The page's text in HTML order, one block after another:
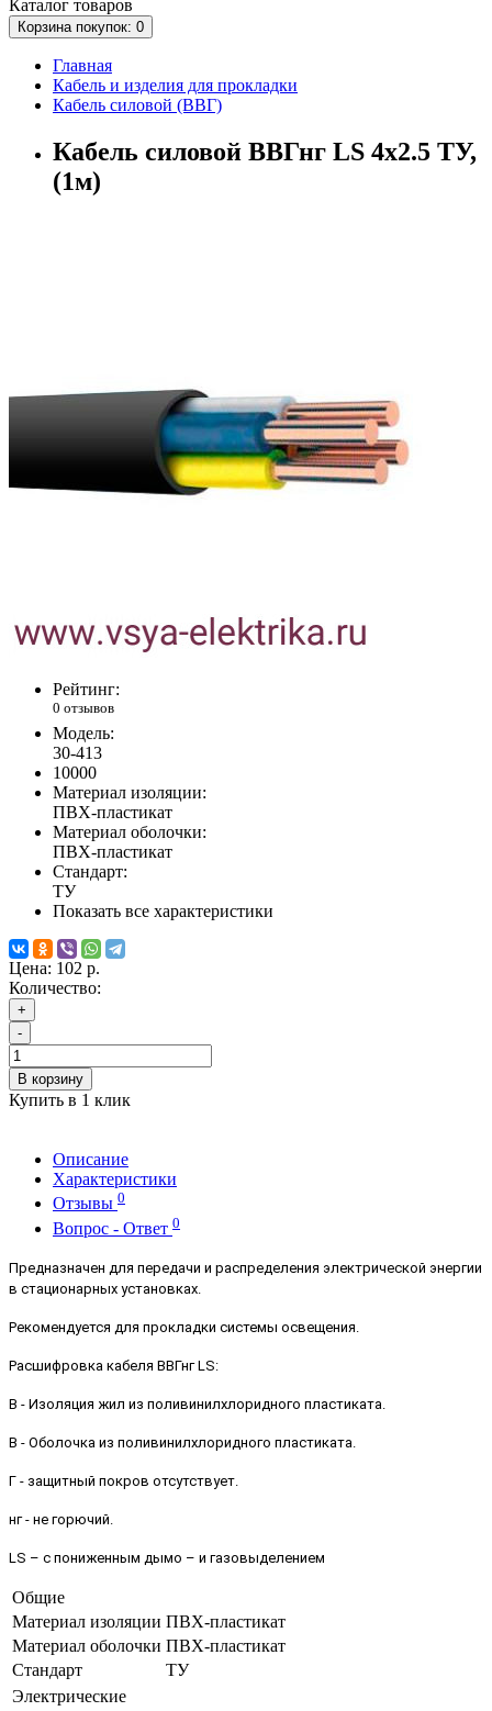
Каталог товаров
Корзина покупок: 0
Главная
Кабель и изделия для прокладки
Кабель силовой (ВВГ)
Кабель силовой ВВГнг LS 4х2.5 ТУ,
(1м)
Рейтинг:
0 отзывов
Модель:
30-413
10000
Материал изоляции:
ПВХ-пластикат
Материал оболочки:
ПВХ-пластикат
Стандарт:
ТУ
Показать все характеристики
Цена: 102 р.
Количество:
+
-
В корзину
Купить в 1 клик
Описание
Характеристики
Отзывы 0
Вопрос - Ответ 0
Предназначен для передачи и распределения электрической энергии
в стационарных установках.
Рекомендуется для прокладки системы освещения.
Расшифровка кабеля ВВГнг LS:
В - Изоляция жил из поливинилхлоридного пластиката.
В - Оболочка из поливинилхлоридного пластиката.
Г - защитный покров отсутствует.
нг - не горючий.
LS – с пониженным дымо – и газовыделением
Общие
Материал изоляции ПВХ-пластикат
Материал оболочки ПВХ-пластикат
Стандарт
ТУ
Электрические